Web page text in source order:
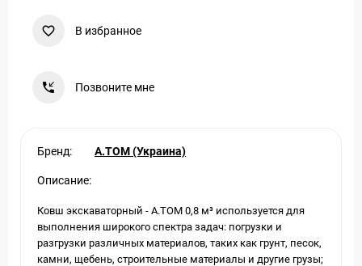
В избранное
Позвоните мне
Бренд: A.TOM (Украина)
Описание:
Ковш экскаваторный - А.ТОМ 0,8 м³ используется для
выполнения широкого спектра задач: погрузки и
разгрузки различных материалов, таких как грунт, песок,
камни, щебень, строительные материалы и другие грузы;